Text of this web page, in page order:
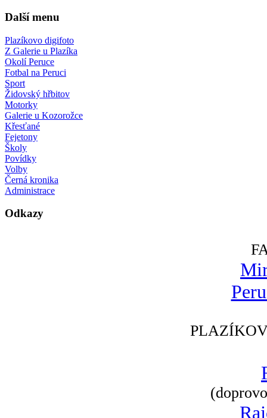
Další menu
Plazíkovo digifoto
Z Galerie u Plazíka
Okolí Peruce
Fotbal na Peruci
Sport
Židovský hřbitov
Motorky
Galerie u Kozorožce
Křesťané
Fejetony
Školy
Povídky
Volby
Černá kronika
Administrace
Odkazy